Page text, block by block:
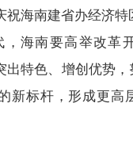
祝海南建省办经济特
，海南要高举改革
出特色、增创优势
新标杆，形成更高